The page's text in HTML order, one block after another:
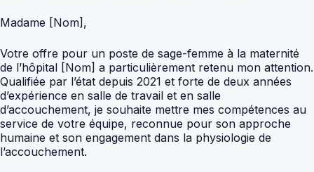
Madame [Nom],
Votre offre pour un poste de sage-femme à la maternité
de l’hôpital [Nom] a particulièrement retenu mon attention.
Qualifiée par l’état depuis 2021 et forte de deux années
d’expérience en salle de travail et en salle
d’accouchement, je souhaite mettre mes compétences au
service de votre équipe, reconnue pour son approche
humaine et son engagement dans la physiologie de
l’accouchement.